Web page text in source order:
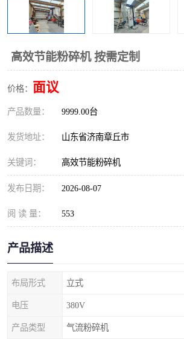
高效节能粉碎机 按需定制
价格： 面议
产品数量： 9999.00台
发货地址： 山东省济南章丘市
关键词： 高效节能粉碎机
发布日期： 2026-08-07
阅 读 量： 553
产品描述
布局形式 立式
电压 380V
产品类型 气流粉碎机